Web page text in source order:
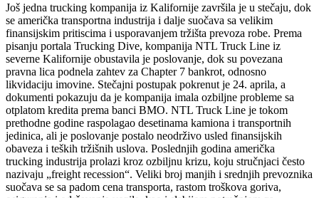
Još jedna trucking kompanija iz Kalifornije završila je u stečaju, dok
se američka transportna industrija i dalje suočava sa velikim
finansijskim pritiscima i usporavanjem tržišta prevoza robe. Prema
pisanju portala Trucking Dive, kompanija NTL Truck Line iz
severne Kalifornije obustavila je poslovanje, dok su povezana
pravna lica podnela zahtev za Chapter 7 bankrot, odnosno
likvidaciju imovine. Stečajni postupak pokrenut je 24. aprila, a
dokumenti pokazuju da je kompanija imala ozbiljne probleme sa
otplatom kredita prema banci BMO. NTL Truck Line je tokom
prethodne godine raspolagao desetinama kamiona i transportnih
jedinica, ali je poslovanje postalo neodrživo usled finansijskih
obaveza i teških tržišnih uslova. Poslednjih godina američka
trucking industrija prolazi kroz ozbiljnu krizu, koju stručnjaci često
nazivaju „freight recession“. Veliki broj manjih i srednjih prevoznika
suočava se sa padom cena transporta, rastom troškova goriva,